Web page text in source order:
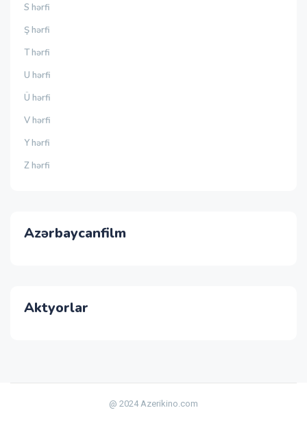
S hərfi
Ş hərfi
T hərfi
U hərfi
Ü hərfi
V hərfi
Y hərfi
Z hərfi
Azərbaycanfilm
Aktyorlar
@ 2024 Azerikino.com